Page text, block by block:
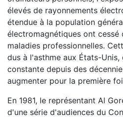
élevés de rayonnements
étendue à la population
électromagnétiques ont cessé
maladies professionnelles.
dus à l'asthme aux États-
constante depuis des
augmenter pour la première
En 1981, le représentant Al
d'une série d'audiences du